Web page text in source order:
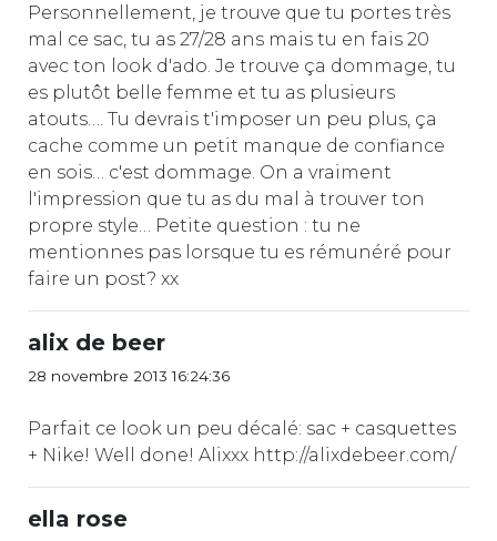
Personnellement, je trouve que tu portes très
mal ce sac, tu as 27/28 ans mais tu en fais 20
avec ton look d'ado. Je trouve ça dommage, tu
es plutôt belle femme et tu as plusieurs
atouts…. Tu devrais t'imposer un peu plus, ça
cache comme un petit manque de confiance
en sois… c'est dommage. On a vraiment
l'impression que tu as du mal à trouver ton
propre style… Petite question : tu ne
mentionnes pas lorsque tu es rémunéré pour
faire un post? xx
alix de beer
28 novembre 2013 16:24:36
Parfait ce look un peu décalé: sac + casquettes
+ Nike! Well done! Alixxx http://alixdebeer.com/
ella rose